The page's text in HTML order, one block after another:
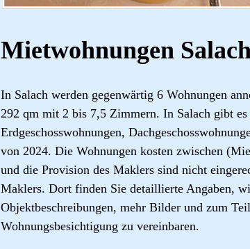
Mietwohnungen
In Salach werden gegenwärtig 6 Wohnungen
292 qm mit 2 bis 7,5 Zimmern. In Salach gibt es
Erdgeschosswohnungen,
von 2024. Die Wohnungen kosten zwischen
und die Provision des Maklers sind nicht
Maklers. Dort finden Sie detaillierte Angaben,
Objektbeschreibungen, mehr Bilder und zum
Wohnungsbesichtigung zu vereinbaren.